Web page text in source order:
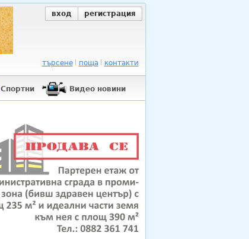
вход регистрация
търсене поща контакти
Спортни Видео новини